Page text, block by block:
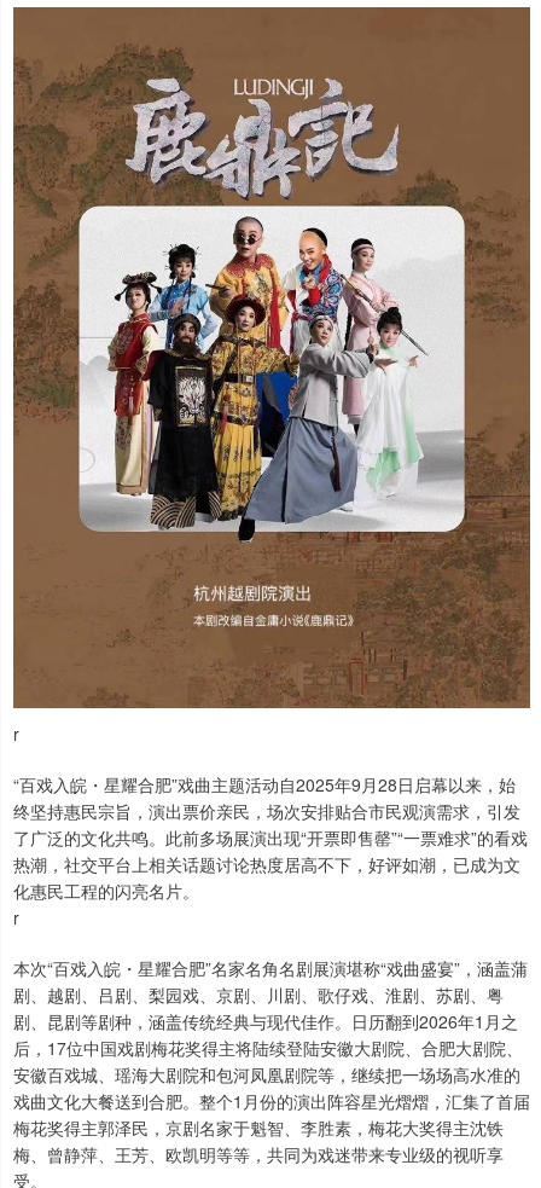
r
“百戏入皖・星耀合肥”戏曲主题活动自2025年9月28日启幕以来，始
终坚持惠民宗旨，演出票价亲民，场次安排贴合市民观演需求，引发
了广泛的文化共鸣。此前多场展演出现“开票即售罄”“一票难求”的看戏
热潮，社交平台上相关话题讨论热度居高不下，好评如潮，已成为文
化惠民工程的闪亮名片。
r
本次“百戏入皖・星耀合肥”名家名角名剧展演堪称“戏曲盛宴”，涵盖蒲
剧、越剧、吕剧、梨园戏、京剧、川剧、歌仔戏、淮剧、苏剧、粤
剧、昆剧等剧种，涵盖传统经典与现代佳作。日历翻到2026年1月之
后，17位中国戏剧梅花奖得主将陆续登陆安徽大剧院、合肥大剧院、
安徽百戏城、瑶海大剧院和包河凤凰剧院等，继续把一场场高水准的
戏曲文化大餐送到合肥。整个1月份的演出阵容星光熠熠，汇集了首届
梅花奖得主郭泽民，京剧名家于魁智、李胜素，梅花大奖得主沈铁
梅、曾静萍、王芳、欧凯明等等，共同为戏迷带来专业级的视听享
受。